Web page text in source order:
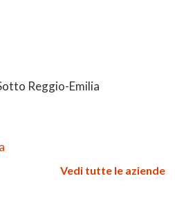
Reggio-Emilia
Vedi tutte le aziende